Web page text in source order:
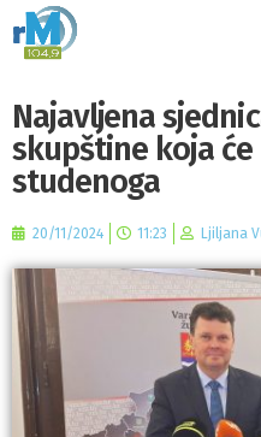
Najavljena
skupštine koja će
studenoga
20/11/2024 11:23 Ljiljana